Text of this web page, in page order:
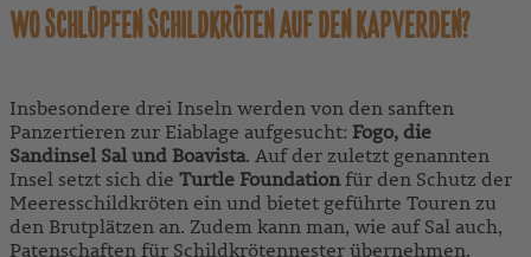
WO SCHLÜPFEN SCHILDKRÖTEN AUF DEN KAPVERDEN?
Insbesondere drei Inseln werden von den sanften
Panzertieren zur Eiablage aufgesucht: Fogo, die
Sandinsel Sal und Boavista. Auf der zuletzt genannten
Insel setzt sich die Turtle Foundationfür den Schutz der
Meeresschildkröten ein und bietet geführte Touren zu
den Brutplätzen an. Zudem kann man, wie auf Sal auch,
Patenschaften für Schildkrötennester übernehmen.